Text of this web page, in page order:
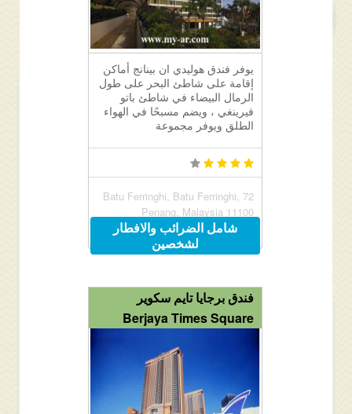
يوفر فندق هوليدي ان بينانج أماكن
إقامة على شاطئ البحر على طول
الرمال البيضاء في شاطئ باتو
فيرينغي ، ويضم مسبحًا في الهواء
الطلق ويوفر مجموعة
72 Batu Ferringhi, Batu Ferringhi,
Penang, Malaysia 11100
شامل الضرائب والافطار
لشخصين
فندق برجايا تايم سكوير
Berjaya Times Square